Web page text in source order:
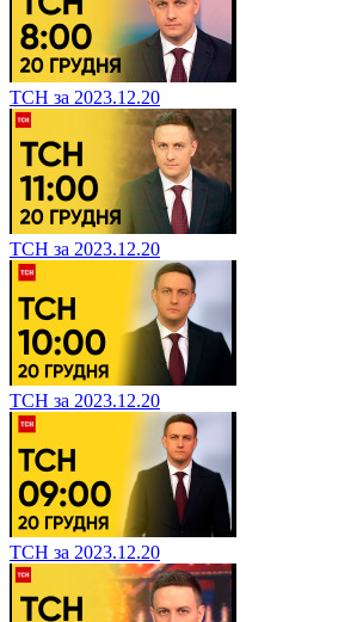
ТСН за 2023.12.20
ТСН за 2023.12.20
ТСН за 2023.12.20
ТСН за 2023.12.20